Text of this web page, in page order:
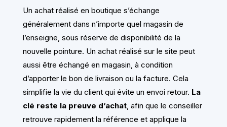
Un achat réalisé en boutique s’échange
généralement dans n’importe quel magasin de
l’enseigne, sous réserve de disponibilité de la
nouvelle pointure. Un achat réalisé sur le site peut
aussi être échangé en magasin, à condition
d’apporter le bon de livraison ou la facture. Cela
simplifie la vie du client qui évite un envoi retour. La
clé reste la preuve d’achat, afin que le conseiller
retrouve rapidement la référence et applique la